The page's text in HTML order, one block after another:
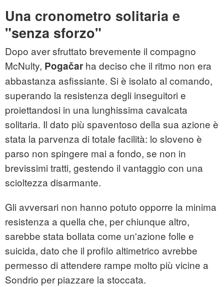
Una cronometro solitaria e
"senza sforzo"
Dopo aver sfruttato brevemente il compagno
McNulty, Pogačar ha deciso che il ritmo non era
abbastanza asfissiante. Si è isolato al comando,
superando la resistenza degli inseguitori e
proiettandosi in una lunghissima cavalcata
solitaria. Il dato più spaventoso della sua azione è
stata la parvenza di totale facilità: lo sloveno è
parso non spingere mai a fondo, se non in
brevissimi tratti, gestendo il vantaggio con una
scioltezza disarmante.
Gli avversari non hanno potuto opporre la minima
resistenza a quella che, per chiunque altro,
sarebbe stata bollata come un'azione folle e
suicida, dato che il profilo altimetrico avrebbe
permesso di attendere rampe molto più vicine a
Sondrio per piazzare la stoccata.